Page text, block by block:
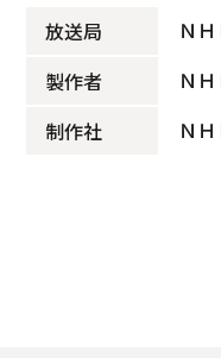
放送局
ＮＨ
製作者
ＮＨ
制作社
Ｎ